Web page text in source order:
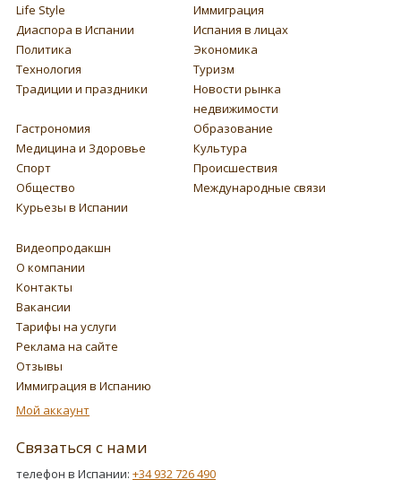
Life Style
Иммиграция
Диаспора в Испании
Испания в лицах
Политика
Экономика
Технология
Туризм
Традиции и праздники
Новости рынка
недвижимости
Гастрономия
Образование
Медицина и Здоровье
Культура
Спорт
Происшествия
Общество
Международные связи
Курьезы в Испании
Видеопродакшн
О компании
Контакты
Вакансии
Тарифы на услуги
Реклама на сайте
Отзывы
Иммиграция в Испанию
Мой аккаунт
Связаться с нами
телефон в Испании: +34 932 726 490